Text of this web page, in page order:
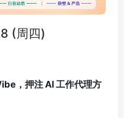
(周四)
，押注 AI 工作代理方